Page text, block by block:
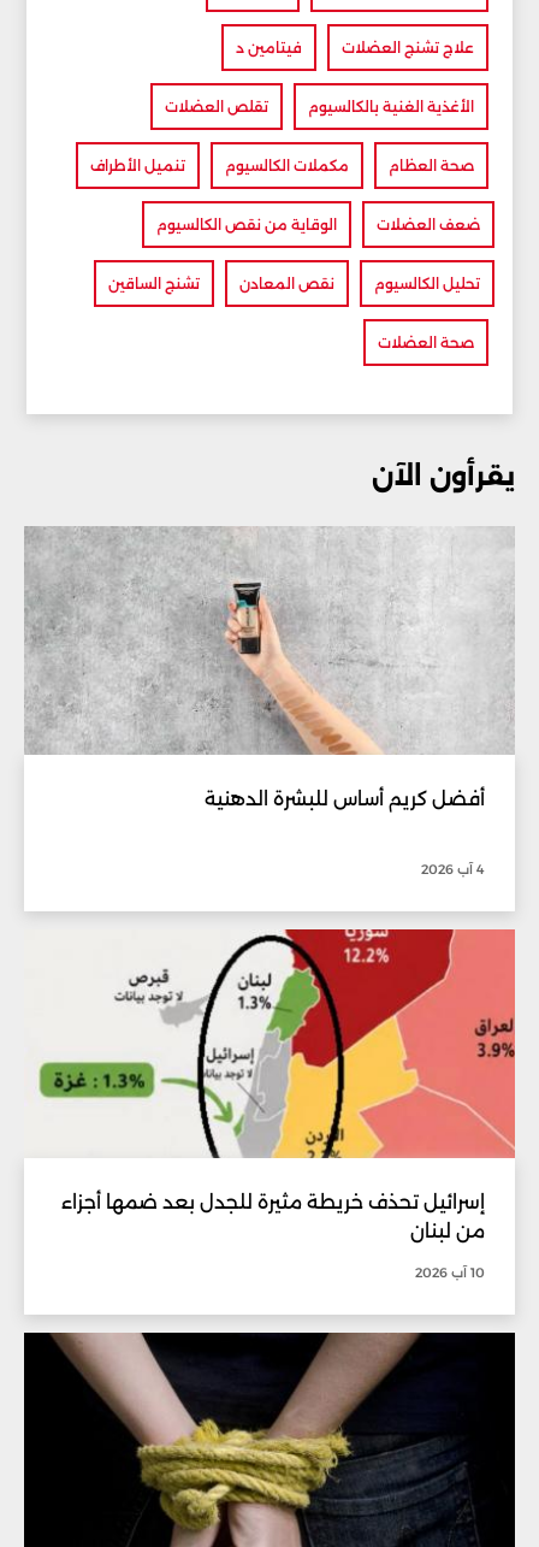
علاج تشنج العضلات فيتامين د
الأغذية الغنية بالكالسيوم تقلص العضلات
صحة العظام مكملات الكالسيوم تنميل الأطراف
ضعف العضلات الوقاية من نقص الكالسيوم
تحليل الكالسيوم نقص المعادن تشنج الساقين
صحة العضلات
يقرأون الآن
أفضل كريم أساس للبشرة الدهنية
4 آب 2026
إسرائيل تحذف خريطة مثيرة للجدل بعد ضمها أجزاء
من لبنان
10 آب 2026